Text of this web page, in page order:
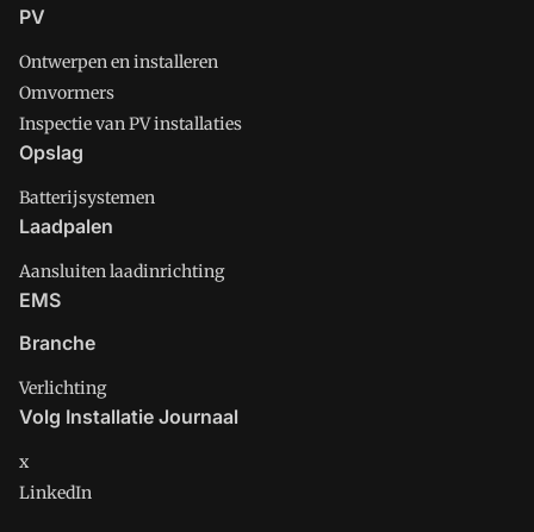
PV
Ontwerpen en installeren
Omvormers
Inspectie van PV installaties
Opslag
Batterijsystemen
Laadpalen
Aansluiten laadinrichting
EMS
Branche
Verlichting
Volg Installatie Journaal
x
LinkedIn